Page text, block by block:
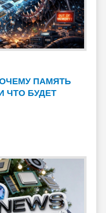
ПАМЯТЬ
ЧТО БУДЕТ